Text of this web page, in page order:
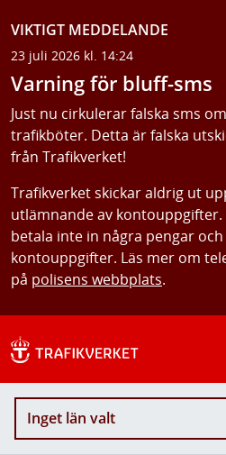
VIKTIGT MEDDELANDE
23 juli 2026 kl. 14:24
Varning för bluff-sms
Just nu cirkulerar falska sms
trafikböter. Detta är falska
från Trafikverket!
Trafikverket skickar aldrig ut
utlämnande av kontouppgifter.
betala inte in några pengar
kontouppgifter. Läs mer om
på polisens webbplats.
Inget län valt